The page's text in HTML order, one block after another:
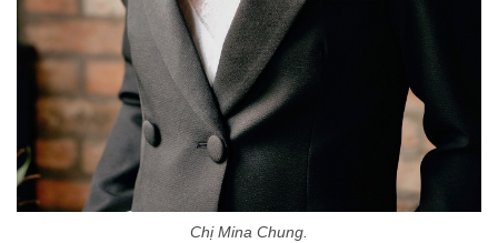
Chị Mina Chung.